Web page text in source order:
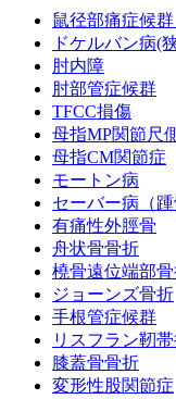
鼠径部痛症候
ドケルバン病(
肘内障
肘部管症候群
TFCC損傷
母指MP関節尺
母指CM関節症
モートン病
セーバー病（踵
有痛性外脛骨
舟状骨骨折
橈骨遠位端部
ジョーンズ骨折
手根管症候群
リスフラン靭
膝蓋骨骨折
変形性股関節症